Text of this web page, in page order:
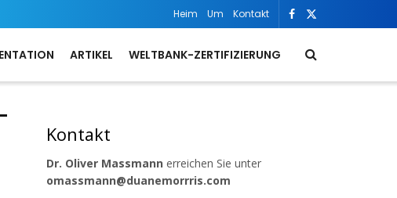
Heim Um Kontakt
ARTIKEL WELTBANK-ZERTIFIZIERUNG
Kontakt
Dr. Oliver Massmann erreichen Sie unter
omassmann@duanemorrris.com